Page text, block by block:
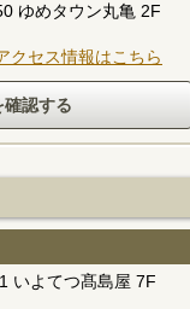
ゆめタウン丸亀 2F
クセス情報はこちら
いよてつ髙島屋 7F